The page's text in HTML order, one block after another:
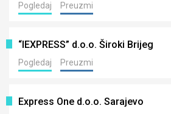
Pogledaj Preuzmi
“IEXPRESS” d.o.o. Široki Brijeg
Pogledaj Preuzmi
Express One d.o.o. Sarajevo